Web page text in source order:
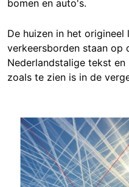
bomen en auto's.
De huizen in het
verkeersborden staan op
Nederlandstalige tekst
zoals te zien is in de
Image